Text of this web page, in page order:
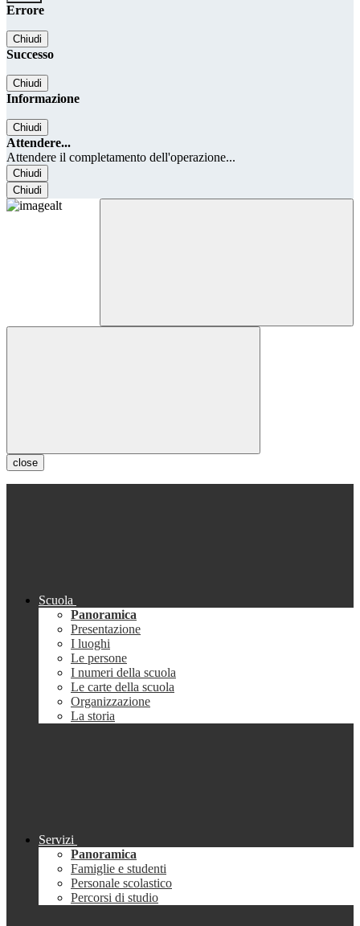
Errore
Chiudi
Successo
Chiudi
Informazione
Chiudi
Attendere...
Attendere il completamento dell'operazione...
Chiudi
Chiudi
close
Scuola
Panoramica
Presentazione
I luoghi
Le persone
I numeri della scuola
Le carte della scuola
Organizzazione
La storia
Servizi
Panoramica
Famiglie e studenti
Personale scolastico
Percorsi di studio